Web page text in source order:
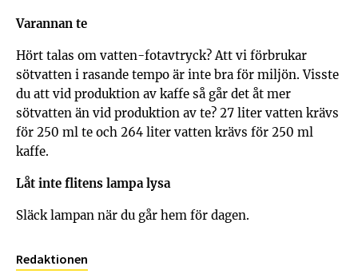
Varannan te
Hört talas om vatten-fotavtryck? Att vi förbrukar
sötvatten i rasande tempo är inte bra för miljön. Visste
du att vid produktion av kaffe så går det åt mer
sötvatten än vid produktion av te? 27 liter vatten krävs
för 250 ml te och 264 liter vatten krävs för 250 ml
kaffe.
Låt inte flitens lampa lysa
Släck lampan när du går hem för dagen.
Redaktionen